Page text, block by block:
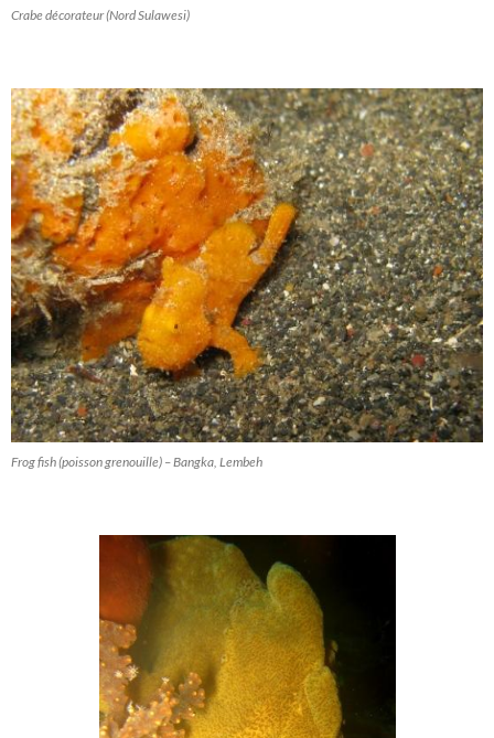
Crabe décorateur (Nord Sulawesi)
Frog fish (poisson grenouille) – Bangka, Lembeh